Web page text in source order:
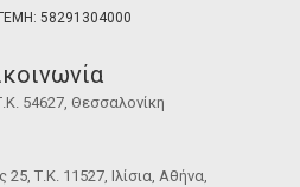
58291304000
54627, Θεσσαλονίκη
Τ.Κ. 11527, Ιλίσια, Αθήνα,